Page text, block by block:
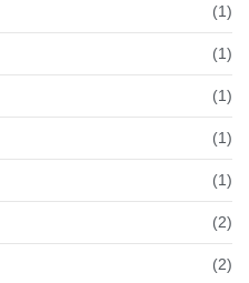
(1)
(1)
(1)
(1)
(1)
(2)
(2)